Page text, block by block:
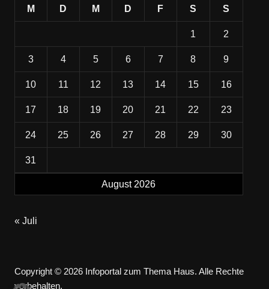
August 2026
M D M D F S S
1 2
3 4 5 6 7 8 9
10 11 12 13 14 15 16
17 18 19 20 21 22 23
24 25 26 27 28 29 30
31
« Juli
Copyright © 2026 Infoportal zum Thema Haus. Alle Rechte
vorbehalten.